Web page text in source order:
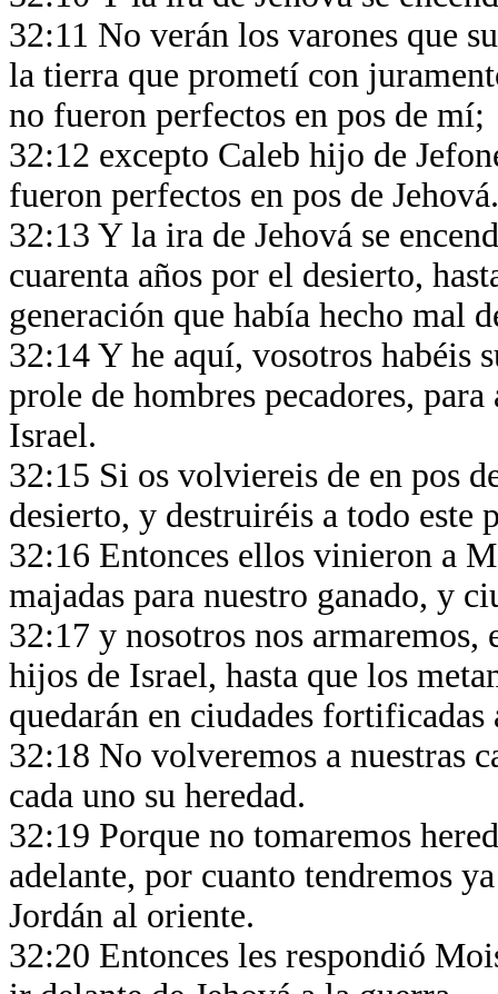
32:11 No verán los varones que
la tierra que prometí con
no fueron perfectos en pos de mí;
32:12 excepto Caleb hijo de
fueron perfectos en pos de
32:13 Y la ira de Jehová se
cuarenta años por el desierto,
generación que había hecho mal
32:14 Y he aquí, vosotros habéis
prole de hombres pecadores,
Israel.
32:15 Si os volviereis de en pos
desierto, y destruiréis a todo este
32:16 Entonces ellos vinieron a
majadas para nuestro ganado, y
32:17 y nosotros nos
hijos de Israel, hasta que los
quedarán en ciudades
32:18 No volveremos a nuestras
cada uno su heredad.
32:19 Porque no tomaremos
adelante, por cuanto tendremos
Jordán al oriente.
32:20 Entonces les respondió